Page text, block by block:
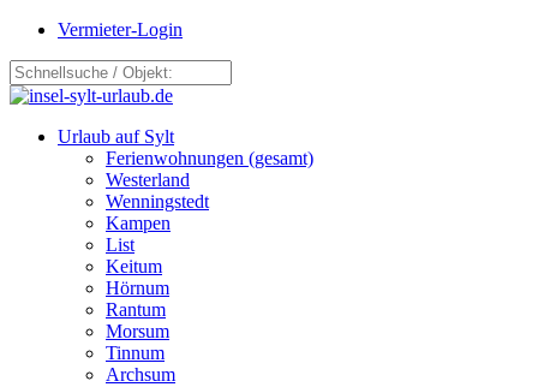
Vermieter-Login
Urlaub auf Sylt
Ferienwohnungen (gesamt)
Westerland
Wenningstedt
Kampen
List
Keitum
Hörnum
Rantum
Morsum
Tinnum
Archsum